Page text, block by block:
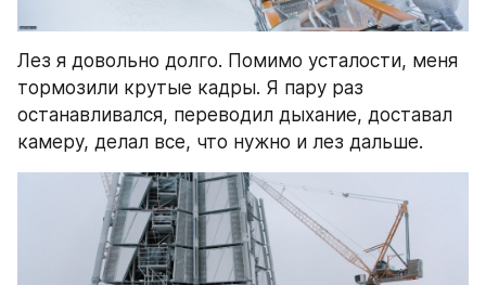
Лез я довольно долго. Помимо усталости, меня
тормозили крутые кадры. Я пару раз
останавливался, переводил дыхание, доставал
камеру, делал все, что нужно и лез дальше.